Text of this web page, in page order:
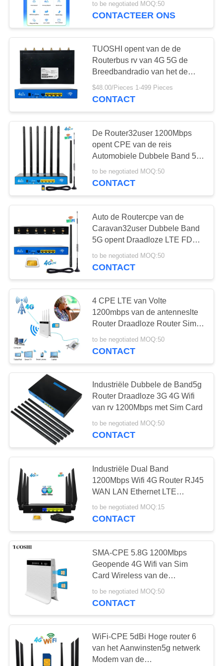
to be negotiated MOQ:50
CONTACTEER ONS
TUOSHI opent van de de
Routerbus rv van 4G 5G de
Breedbandradio van het de
Motorthuisnetwerk
$48.00/Pieces 1-499 Pieces
CONTACT
De Router32user 1200Mbps
opent CPE van de reis
Automobiele Dubbele Band 5G
Draadloze LTE FDD TDD
to be negotiated MOQ:50
CONTACT
Auto de Routercpe van de
Caravan32user Dubbele Band
5G opent Draadloze LTE FDD
TDD
to be negotiated MOQ:50
CONTACT
4 CPE LTE van Volte
1200mbps van de antenneslte
Router Draadloze Router Sim
Card Slot
to be negotiated MOQ:50
CONTACT
Industriële Dubbele de Band5g
Router Draadloze 3G 4G Wifi
van rv 1200Mbps met Sim Card
to be negotiated MOQ:50
CONTACT
Industriële Dual Band
1200Mbps Wifi 4G Router RJ45
WAN LAN Ethernet LTE
Simkaart
to be negotiated MOQ:15
CONTACT
SMA-CPE 5.8G 1200Mbps
Geopende 4G Wifi van Sim
Card Wireless van de
Antennehaven Dubbele Router
to be negotiated MOQ:50
CONTACT
WiFi-CPE 5dBi Hoge router 6
van het Aanwinsten5g netwerk
Modem van de